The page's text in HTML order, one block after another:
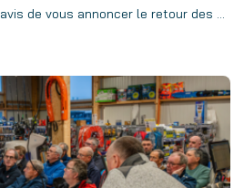
de vous annoncer le retour des ...